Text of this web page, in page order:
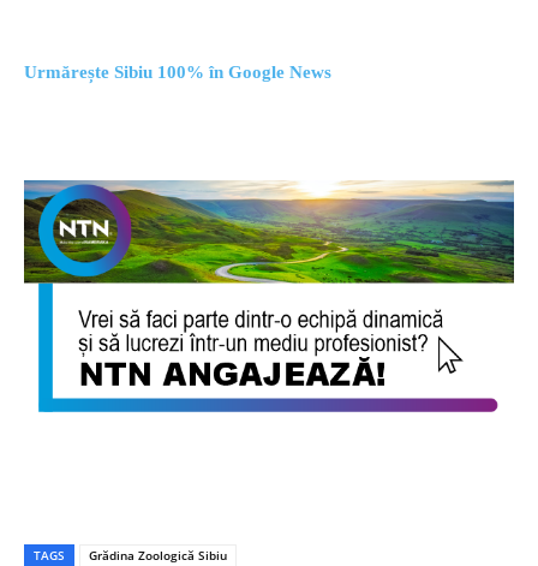
Urmărește Sibiu 100% în Google News
TAGS Grădina Zoologică Sibiu